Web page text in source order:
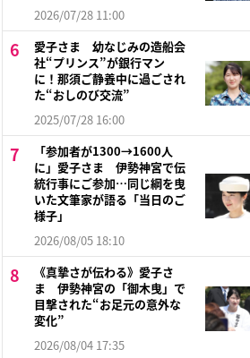
2026/07/28 11:00
愛子さま 幼なじみの造船会
社“プリンス”が銀行マン
に！那須ご静養中に過ごされ
た“おしのび交流”
2025/07/28 16:00
「参加者が1300→1600人
に」愛子さま 伊勢神宮で伝
統行事にご参加…同じ綱を曳
いた文筆家が語る「当日のご
様子」
2026/08/05 18:10
《真摯さが伝わる》愛子さ
ま 伊勢神宮の「御木曳」で
目撃された“お足元の意外な
変化”
2026/08/04 17:35